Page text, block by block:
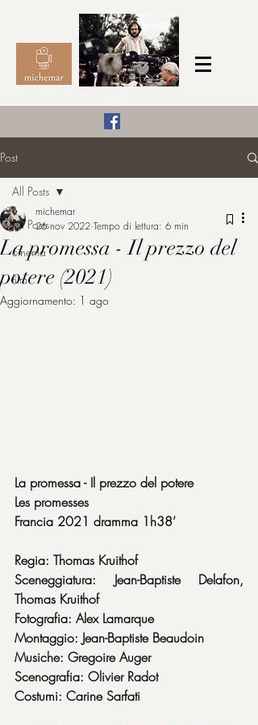
michemar
Post
All Posts
cinema
film
All Posts
La promessa - Il prezzo del
potere (2021)
michemar
26 nov 2022 Tempo di lettura: 6 min
Aggiornamento: 1 ago
La promessa - Il prezzo del potere
Les promesses
Francia 2021 dramma 1h38’
Regia: Thomas Kruithof
Sceneggiatura: Jean-Baptiste Delafon,
Thomas Kruithof
Fotografia: Alex Lamarque
Montaggio: Jean-Baptiste Beaudoin
Musiche: Gregoire Auger
Scenografia: Olivier Radot
Costumi: Carine Sarfati